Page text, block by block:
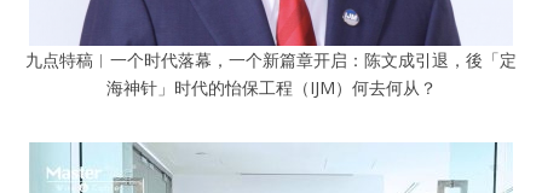
九点特稿︱一个时代落幕，一个新篇章开启：陈文成引退，後「定
海神针」时代的怡保工程（IJM）何去何从？